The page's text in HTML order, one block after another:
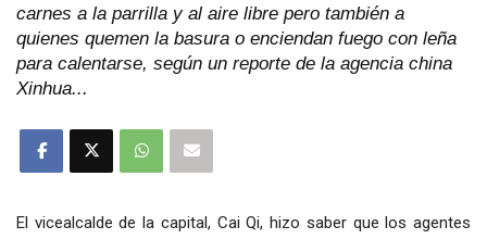
carnes a la parrilla y al aire libre pero también a
quienes quemen la basura o enciendan fuego con leña
para calentarse, según un reporte de la agencia china
Xinhua...
El vicealcalde de la capital, Cai Qi, hizo saber que los agentes